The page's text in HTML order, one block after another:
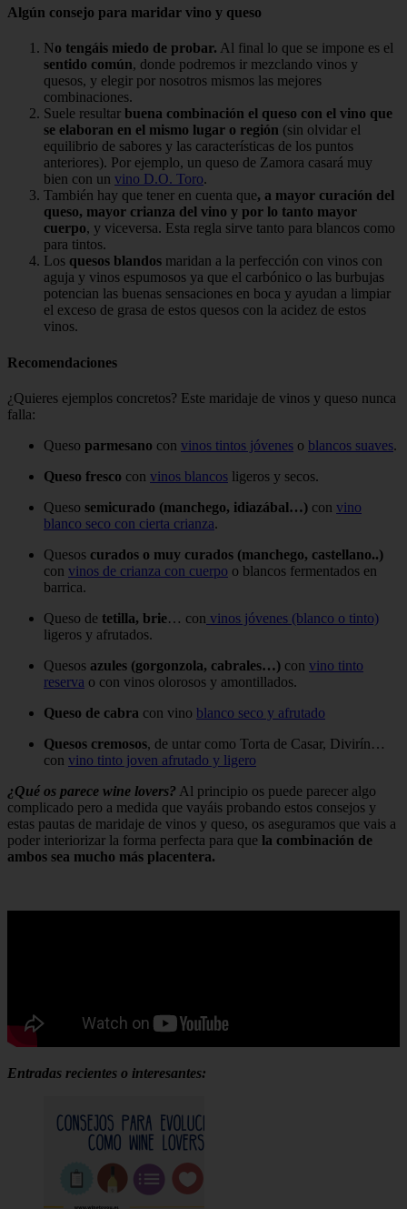
Algún consejo para maridar vino y queso
No tengáis miedo de probar. Al final lo que se impone es el
sentido común, donde podremos ir mezclando vinos y
quesos, y elegir por nosotros mismos las mejores
combinaciones.
Suele resultar buena combinación el queso con el vino que
se elaboran en el mismo lugar o región (sin olvidar el
equilibrio de sabores y las características de los puntos
anteriores). Por ejemplo, un queso de Zamora casará muy
bien con un vino D.O. Toro.
También hay que tener en cuenta que, a mayor curación del
queso, mayor crianza del vino y por lo tanto mayor
cuerpo, y viceversa. Esta regla sirve tanto para blancos como
para tintos.
Los quesos blandos maridan a la perfección con vinos con
aguja y vinos espumosos ya que el carbónico o las burbujas
potencian las buenas sensaciones en boca y ayudan a limpiar
el exceso de grasa de estos quesos con la acidez de estos
vinos.
Recomendaciones
¿Quieres ejemplos concretos? Este maridaje de vinos y queso nunca
falla:
Queso parmesano con vinos tintos jóvenes o blancos suaves.
Queso fresco con vinos blancos ligeros y secos.
Queso semicurado (manchego, idiazábal…) con vino
blanco seco con cierta crianza.
Quesos curados o muy curados (manchego, castellano..)
con vinos de crianza con cuerpo o blancos fermentados en
barrica.
Queso de tetilla, brie… con vinos jóvenes (blanco o tinto)
ligeros y afrutados.
Quesos azules (gorgonzola, cabrales…) con vino tinto
reserva o con vinos olorosos y amontillados.
Queso de cabra con vino blanco seco y afrutado
Quesos cremosos, de untar como Torta de Casar, Divirín…
con vino tinto joven afrutado y ligero
¿Qué os parece wine lovers? Al principio os puede parecer algo
complicado pero a medida que vayáis probando estos consejos y
estas pautas de maridaje de vinos y queso, os aseguramos que vais a
poder interiorizar la forma perfecta para que la combinación de
ambos sea mucho más placentera.
Entradas recientes o interesantes: